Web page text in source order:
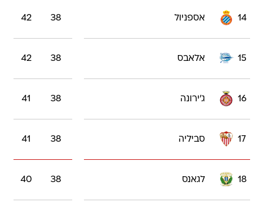
14 אספניול 38
42
15 אלאבס 38
42
16 ג'ירונה 38
41
17 סביליה 38
41
18 לגאנס 38
40